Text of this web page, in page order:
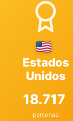
Estados
Unidos
18.717
personas